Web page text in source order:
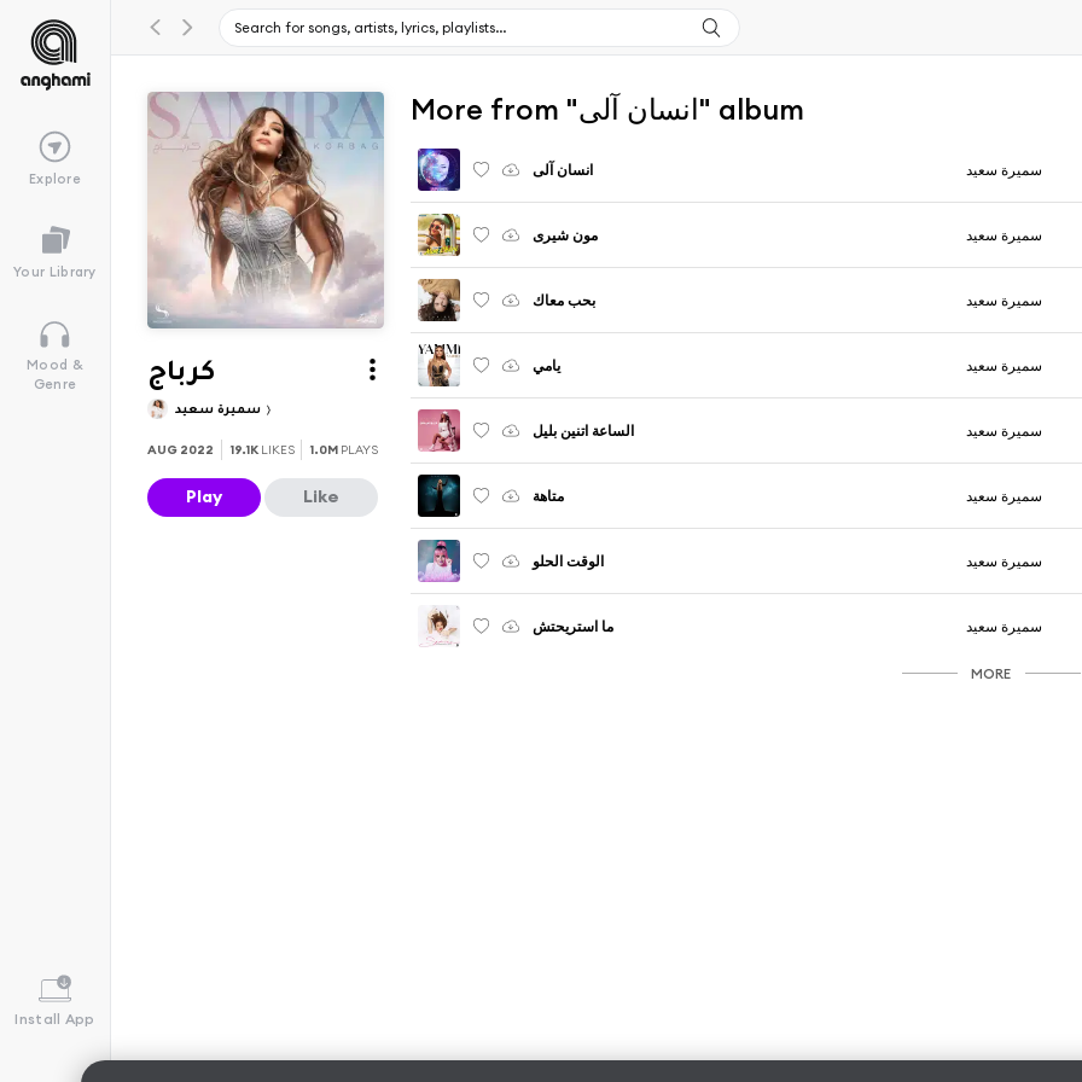
Explore
Your Library
Mood &
Genre
Install App
كرباج
AUG 2022 19.1K LIKES 1.0M PLAYS
Play Like
More from "انسان آلى" album
انسان آلى سميرة سعيد
مون شيرى سميرة سعيد
بحب معاك سميرة سعيد
يامي سميرة سعيد
الساعة اتنين بليل سميرة سعيد
متاهة سميرة سعيد
الوقت الحلو سميرة سعيد
ما استريحتش سميرة سعيد
MORE